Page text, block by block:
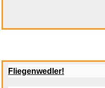
Fliegenwedler!